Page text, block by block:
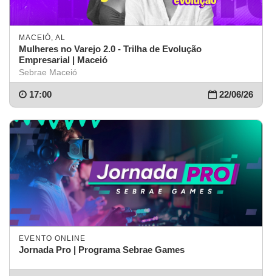
MACEIÓ, AL
Mulheres no Varejo 2.0 - Trilha de Evolução
Empresarial | Maceió
Sebrae Maceió
22/06/26
17:00
EVENTO ONLINE
Jornada Pro | Programa Sebrae Games